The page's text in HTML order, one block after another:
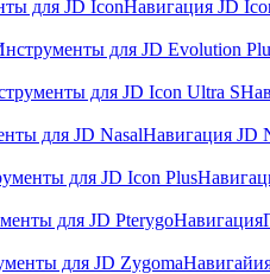
для JD IconНавигация JD
для JD Evolution
для JD Icon Ultra S
для JD NasalНавигация JD
для JD Icon Plus
для JD PterygoНавигация
для JD Zygoma